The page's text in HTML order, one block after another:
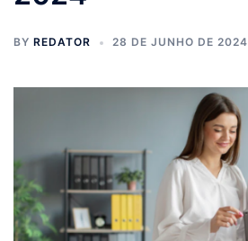
BY REDATOR 28 DE JUNHO DE 2024